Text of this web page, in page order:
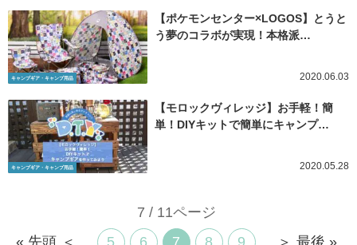
キャンプギア・キャンプ用品
【ポケモンセンター×LOGOS】とうと
う夢のコラボが実現！本格派…
2020.06.03
キャンプギア・キャンプ用品
【モロックヴィレッジ】お手軽！簡
単！DIYキットで簡単にキャンプ…
2020.05.28
7 / 11ページ
« 先頭 ＜ 5 6 7 8 9 ＞ 最後 »